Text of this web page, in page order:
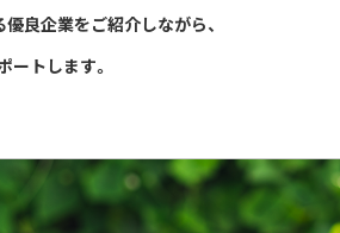
良企業をご紹介しながら、
トします。